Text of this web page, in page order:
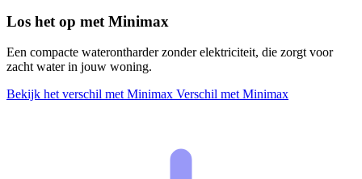
Los het op met Minimax
Een compacte waterontharder zonder elektriciteit, die zorgt voor
zacht water in jouw woning.
Bekijk het verschil met Minimax Verschil met Minimax